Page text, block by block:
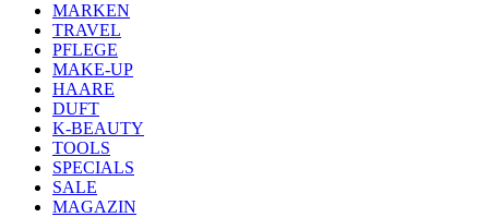
MARKEN
TRAVEL
PFLEGE
MAKE-UP
HAARE
DUFT
K-BEAUTY
TOOLS
SPECIALS
SALE
MAGAZIN